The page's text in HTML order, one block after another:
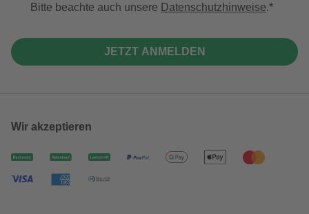
Bitte beachte auch unsere Datenschutzhinweise.
JETZT ANMELDEN
Wir akzeptieren